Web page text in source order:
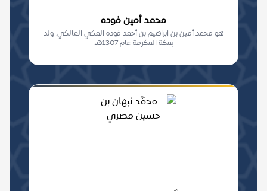
محمد أمين فوده
هو محمد أمين بن إبراهيم بن أحمد فوده المكي المالكي، ولد
بمكة المكرمة عام 1307هـ،